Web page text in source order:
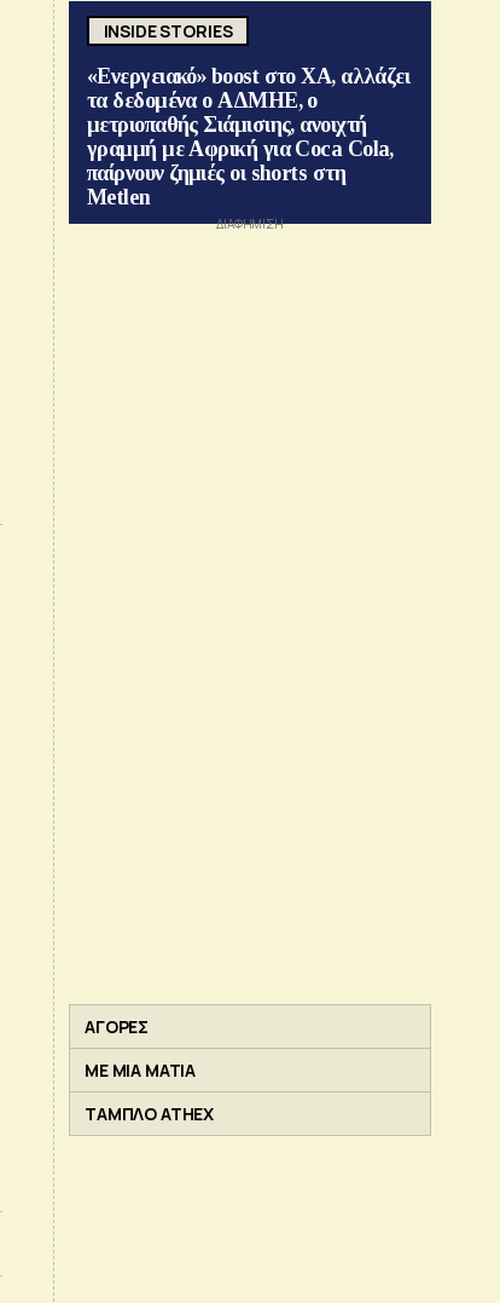
INSIDE STORIES
«Ενεργειακό» boost στο ΧΑ, αλλάζει
τα δεδομένα ο ΑΔΜΗΕ, ο
μετριοπαθής Σιάμισιης, ανοιχτή
γραμμή με Αφρική για Coca Cola,
παίρνουν ζημιές οι shorts στη
Metlen
ΑΓΟΡΕΣ
ΜΕ ΜΙΑ ΜΑΤΙΑ
ΤΑΜΠΛΟ ATHEX